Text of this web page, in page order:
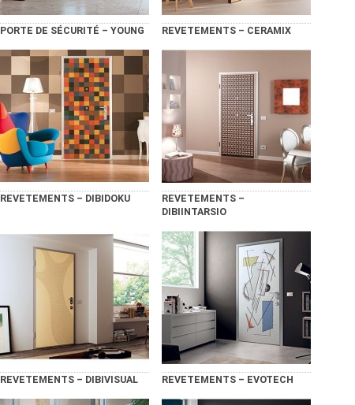
PORTE DE SÉCURITÉ – YOUNG REVETEMENTS – CERAMIX
REVETEMENTS – DIBIDOKU
REVETEMENTS –
DIBIINTARSIO
REVETEMENTS – DIBIVISUAL REVETEMENTS – EVOTECH